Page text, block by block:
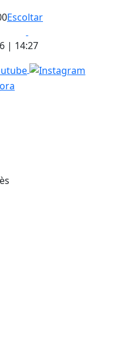
Escoltar
| 14:27